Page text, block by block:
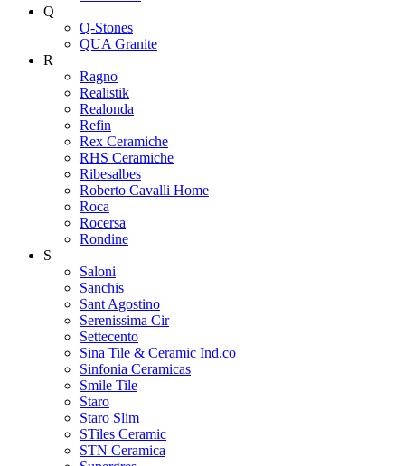
Q
Q-Stones
QUA Granite
R
Ragno
Realistik
Realonda
Refin
Rex Ceramiche
RHS Ceramiche
Ribesalbes
Roberto Cavalli Home
Roca
Rocersa
Rondine
S
Saloni
Sanchis
Sant Agostino
Serenissima Cir
Settecento
Sina Tile & Ceramic Ind.co
Sinfonia Ceramicas
Smile Tile
Staro
Staro Slim
STiles Ceramic
STN Ceramica